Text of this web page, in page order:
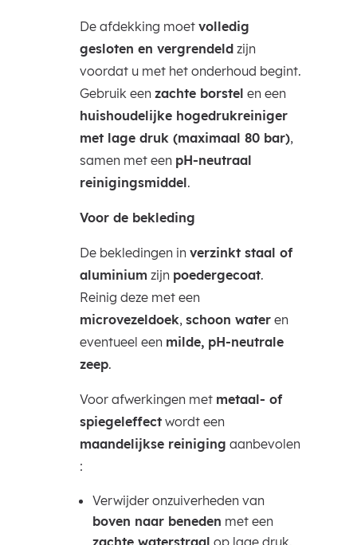
De afdekking moet volledig
gesloten en vergrendeldzijn
voordat u met het onderhoud begint.
Gebruik een zachte borstel en een
huishoudelijke hogedrukreiniger
met lage druk (maximaal 80 bar),
samen met een pH-neutraal
reinigingsmiddel.
Voor de bekleding
De bekledingen in verzinkt staal of
aluminium zijn poedergecoat.
Reinig deze met een
microvezeldoek, schoon wateren
eventueel een milde, pH-neutrale
zeep.
Voor afwerkingen met metaal- of
spiegeleffectwordt een
maandelijkse reiniging aanbevolen
:
Verwijder onzuiverheden van
boven naar beneden met een
zachte waterstraal op lage druk.